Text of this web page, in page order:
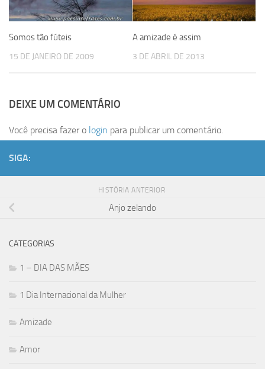
Somos tão fúteis
15 DE JANEIRO DE 2009
A amizade é assim
3 DE ABRIL DE 2013
DEIXE UM COMENTÁRIO
Você precisa fazer o login para publicar um comentário.
SIGA:
HISTÓRIA ANTERIOR
Anjo zelando
CATEGORIAS
1 – DIA DAS MÃES
1 Dia Internacional da Mulher
Amizade
Amor